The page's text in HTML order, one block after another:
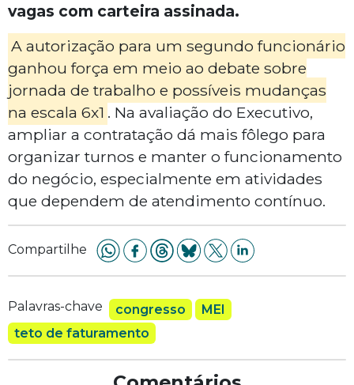
vagas com carteira assinada.
A autorização para um segundo funcionário
ganhou força em meio ao debate sobre
jornada de trabalho e possíveis mudanças
na escala 6x1 . Na avaliação do Executivo,
ampliar a contratação dá mais fôlego para
organizar turnos e manter o funcionamento
do negócio, especialmente em atividades
que dependem de atendimento contínuo.
Compartilhe
Palavras-chave congresso
MEI
teto de faturamento